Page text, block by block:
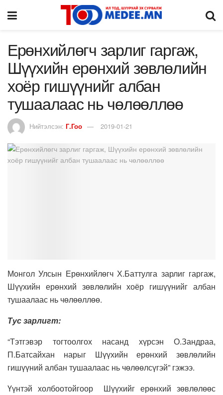
Ерөнхийлөгч зарлиг гаргаж,
Шүүхийн ерөнхий зөвлөлийн
хоёр гишүүнийг албан
тушаалаас нь чөлөөллөө
Нийтэлсэн: Г.Гоо 2019-01-21
Монгол Улсын Ерөнхийлөгч Х.Баттулга зарлиг гаргаж,
Шүүхийн ерөнхий зөвлөлийн хоёр гишүүнийг албан
тушаалаас нь чөлөөллөө.
Тус зарлигт:
“Тэтгэвэр тогтоолгох насанд хүрсэн О.Зандраа,
П.Батсайхан нарыг Шүүхийн ерөнхий зөвлөлийн
гишүүний албан тушаалаас нь чөлөөлсүгэй” гэжээ.
Үүнтэй холбоотойгоор Шүүхийг ерөнхий зөвлөлөөс